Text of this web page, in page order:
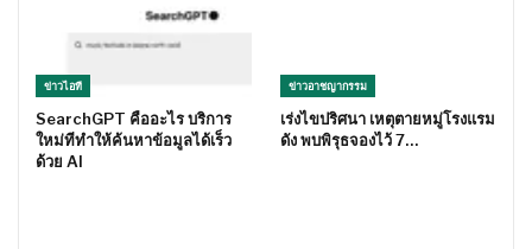
ข่าวไอที
SearchGPT คืออะไร บริการ
ใหม่ทีทำให้ค้นหาข้อมูลได้เร็ว
ด้วย AI
ข่าวอาชญากรรม
เร่งไขปริศนา เหตุตายหมู่โรงแรม
ดัง พบพิรุธจองไว้ 7…